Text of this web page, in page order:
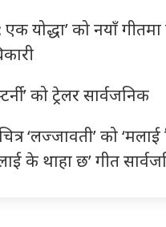
एक योद्धा’ को नयाँ
को ट्रेलर सार्वजनिक
‘लज्जावती’ को
के थाहा छ’ गीत